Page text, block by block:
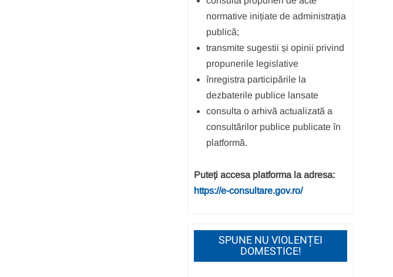
normative inițiate de administrația
publică;
transmite sugestii și opinii privind
propunerile legislative
înregistra participările la
dezbaterile publice lansate
consulta o arhivă actualizată a
consultărilor publice publicate în
platformă.
Puteți accesa platforma la adresa:
https://e-consultare.gov.ro/
SPUNE NU VIOLENȚEI
DOMESTICE!